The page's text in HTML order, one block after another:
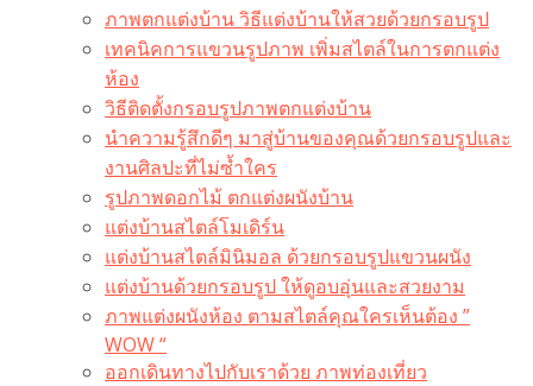
ภาพตกแต่งบ้าน วิธีแต่งบ้านให้สวยด้วยกรอบรูป
เทคนิคการแขวนรูปภาพ เพิ่มสไตล์ในการตกแต่ง
ห้อง
วิธีติดตั้งกรอบรูปภาพตกแต่งบ้าน
นำความรู้สึกดีๆ มาสู่บ้านของคุณด้วยกรอบรูปและ
งานศิลปะที่ไม่ซ้ำใคร
รูปภาพดอกไม้ ตกแต่งผนังบ้าน
แต่งบ้านสไตล์โมเดิร์น
แต่งบ้านสไตล์มินิมอล ด้วยกรอบรูปแขวนผนัง
แต่งบ้านด้วยกรอบรูป ให้ดูอบอุ่นและสวยงาม
ภาพแต่งผนังห้อง ตามสไตล์คุณใครเห็นต้อง ”
WOW “
ออกเดินทางไปกับเราด้วย ภาพท่องเที่ยว